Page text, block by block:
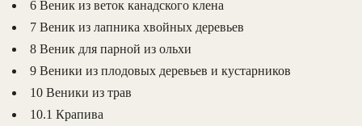
6 Веник из веток канадского клена
7 Веник из лапника хвойных деревьев
8 Веник для парной из ольхи
9 Веники из плодовых деревьев и кустарников
10 Веники из трав
10.1 Крапива